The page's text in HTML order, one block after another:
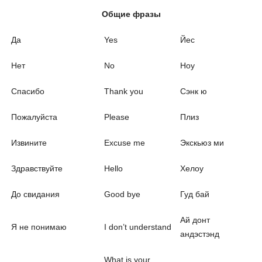
Общие фразы
Да Yes Йес
Нет No Ноу
Спасибо Thank you Сэнк ю
Пожалуйста Please Плиз
Извините Excuse me Экскьюз ми
Здравствуйте Hello Хелоу
До свидания Good bye Гуд бай
Я не понимаю I don’t understand
Ай донт
андэстэнд
What is your